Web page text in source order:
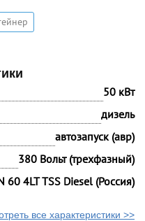
50 кВт
дизель
автозапуск (авр)
380 Вольт (трехфазный)
60 4LT TSS Diesel (Россия)
все характеристики >>